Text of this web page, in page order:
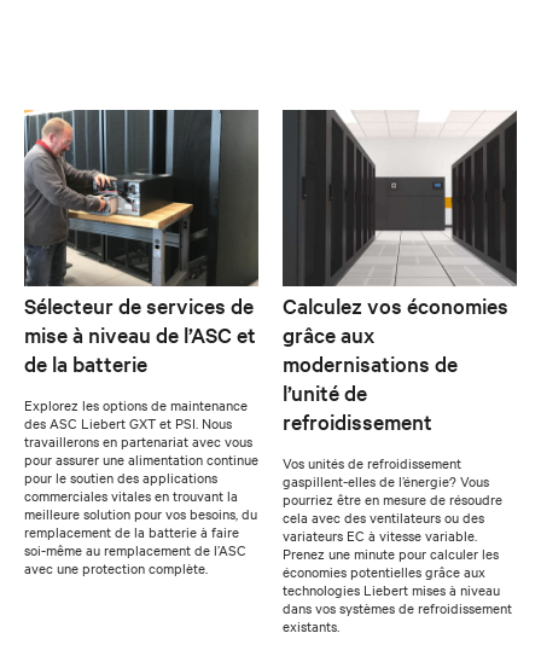
Sélecteur de services de
mise à niveau de l’ASC et
de la batterie
Explorez les options de maintenance
des ASC Liebert GXT et PSI. Nous
travaillerons en partenariat avec vous
pour assurer une alimentation continue
pour le soutien des applications
commerciales vitales en trouvant la
meilleure solution pour vos besoins, du
remplacement de la batterie à faire
soi-même au remplacement de l’ASC
avec une protection complète.
Calculez vos économies
grâce aux
modernisations de
l’unité de
refroidissement
Vos unités de refroidissement
gaspillent-elles de l’énergie? Vous
pourriez être en mesure de résoudre
cela avec des ventilateurs ou des
variateurs EC à vitesse variable.
Prenez une minute pour calculer les
économies potentielles grâce aux
technologies Liebert mises à niveau
dans vos systèmes de refroidissement
existants.